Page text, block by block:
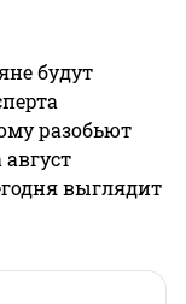
будут
разобьют
выглядит